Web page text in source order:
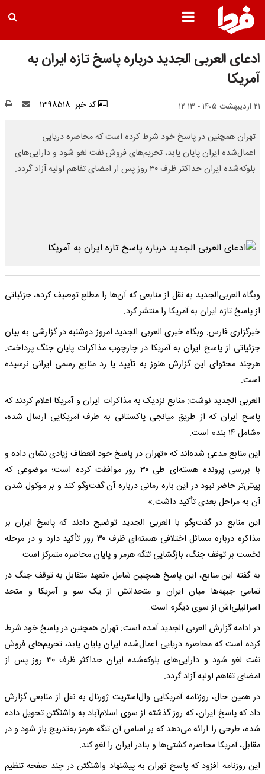
ادعای العربی الجدید درباره پاسخ تازه ایران به
آمریکا
۲۱ اردیبهشت ۱۴۰۵ - ۱۲:۱۳ کد خبر: 1398518
تهران همچنین در پاسخ خود شرط کرده است که محاصره دریایی
اعمال‌شده ایران پایان یابد، تحریم‌های فروش نفت لغو شود و دارایی‌های
بلوکه‌شده ایران حداکثر ظرف ۳۰ روز پس از امضای تفاهم اولیه آزاد گردد.
وبگاه العربی‌الجدید به نقل از منابعی که آن‌ها را مطلع توصیف کرده، جزئیاتی
از پاسخ تازه ایران به آمریکا را منتشر کرد.
خبرگزاری فارس: وبگاه خبری العربی الجدید امروز دوشنبه در گزارشی به بیان
جزئیاتی از پاسخ ایران به آمریکا در چارچوب مذاکرات پایان جنگ پرداخت.
هرچند محتوای این گزارش هنوز به تأیید یا رد منابع رسمی ایرانی نرسیده
است.
العربی الجدید نوشت: منابع نزدیک به مذاکرات ایران و آمریکا اعلام کردند که
پاسخ ایران که از طریق میانجی پاکستانی به طرف آمریکایی ارسال شده،
«شامل ۱۴ بند» است.
این منابع مدعی شده‌اند که «تهران در پاسخ خود انعطاف زیادی نشان داده و
با بررسی پرونده هسته‌ای طی ۳۰ روز موافقت کرده است؛ موضوعی که
پیش‌تر حاضر نبود در این بازه زمانی درباره آن گفت‌وگو کند و بر موکول شدن
آن به مراحل بعدی تأکید داشت.»
این منابع در گفت‌وگو با العربی الجدید توضیح دادند که پاسخ ایران بر
مذاکره درباره مسائل اختلافی هسته‌ای ظرف ۳۰ روز تأکید دارد و در مرحله
نخست بر توقف جنگ، بازگشایی تنگه هرمز و پایان محاصره متمرکز است.
به گفته این منابع، این پاسخ همچنین شامل «تعهد متقابل به توقف جنگ در
تمامی جبهه‌ها میان ایران و متحدانش از یک سو و آمریکا و متحد
اسرائیلی‌اش از سوی دیگر» است.
در ادامه گزارش العربی الجدید آمده است: تهران همچنین در پاسخ خود شرط
کرده است که محاصره دریایی اعمال‌شده ایران پایان یابد، تحریم‌های فروش
نفت لغو شود و دارایی‌های بلوکه‌شده ایران حداکثر ظرف ۳۰ روز پس از
امضای تفاهم اولیه آزاد گردد.
در همین حال، روزنامه آمریکایی وال‌استریت ژورنال به نقل از منابعی گزارش
داد که پاسخ ایران، که روز گذشته از سوی اسلام‌آباد به واشنگتن تحویل داده
شده، طرحی را ارائه می‌دهد که بر اساس آن تنگه هرمز به‌تدریج باز شود و در
مقابل، آمریکا محاصره کشتی‌ها و بنادر ایران را لغو کند.
این روزنامه افزود که پاسخ تهران به پیشنهاد واشنگتن در چند صفحه تنظیم